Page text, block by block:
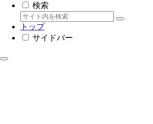
検索
トップ
サイドバー